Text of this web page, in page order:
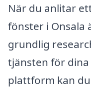
När du anlitar
fönster i Onsala
grundlig
tjänsten för
plattform kan